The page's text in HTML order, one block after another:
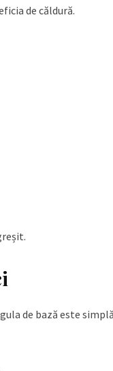
de căldură.
de bază este